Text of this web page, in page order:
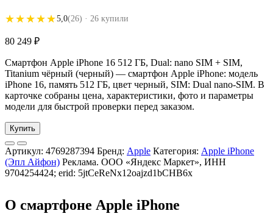
★★★★★
★★★★★5,0(26) · 26 купили
80 249 ₽
Смартфон Apple iPhone 16 512 ГБ, Dual: nano SIM + SIM,
Titanium чёрный (черный) — смартфон Apple iPhone: модель
iPhone 16, память 512 ГБ, цвет черный, SIM: Dual nano-SIM. В
карточке собраны цена, характеристики, фото и параметры
модели для быстрой проверки перед заказом.
Купить
Артикул: 4769287394 Бренд: Apple Категория: Apple iPhone
(Эпл Айфон) Реклама. ООО «Яндекс Маркет», ИНН
9704254424; erid: 5jtCeReNx12oajzd1bCHB6x
О смартфоне Apple iPhone